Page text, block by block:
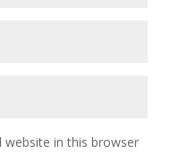
website in this browser